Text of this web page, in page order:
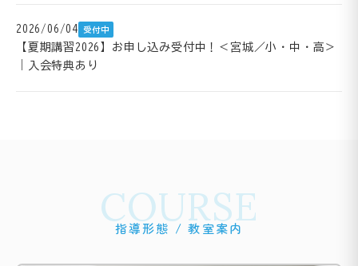
2026/06/04 受付中
【夏期講習2026】お申し込み受付中！＜宮城／小・中・高＞
｜入会特典あり
COURSE
指導形態 / 教室案内